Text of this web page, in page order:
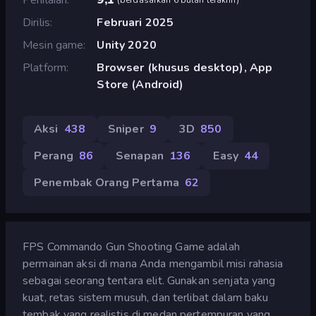
Dirilis
Februari 2025
Mesin game
Unity 2020
Platform
Browser (khusus desktop), App
Store (Android)
Aksi 438 Sniper 9 3D 850
Perang 86 Senapan 136 Easy 44
Penembak Orang Pertama 62
FPS Commando Gun Shooting Game adalah
permainan aksi di mana Anda mengambil misi rahasia
sebagai seorang tentara elit. Gunakan senjata yang
kuat, retas sistem musuh, dan terlibat dalam baku